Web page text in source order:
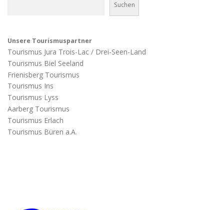
Suchen
Unsere Tourismuspartner
Tourismus Jura Trois-Lac / Drei-Seen-Land
Tourismus Biel Seeland
Frienisberg Tourismus
Tourismus Ins
Tourismus Lyss
Aarberg Tourismus
Tourismus Erlach
Tourismus Büren a.A.